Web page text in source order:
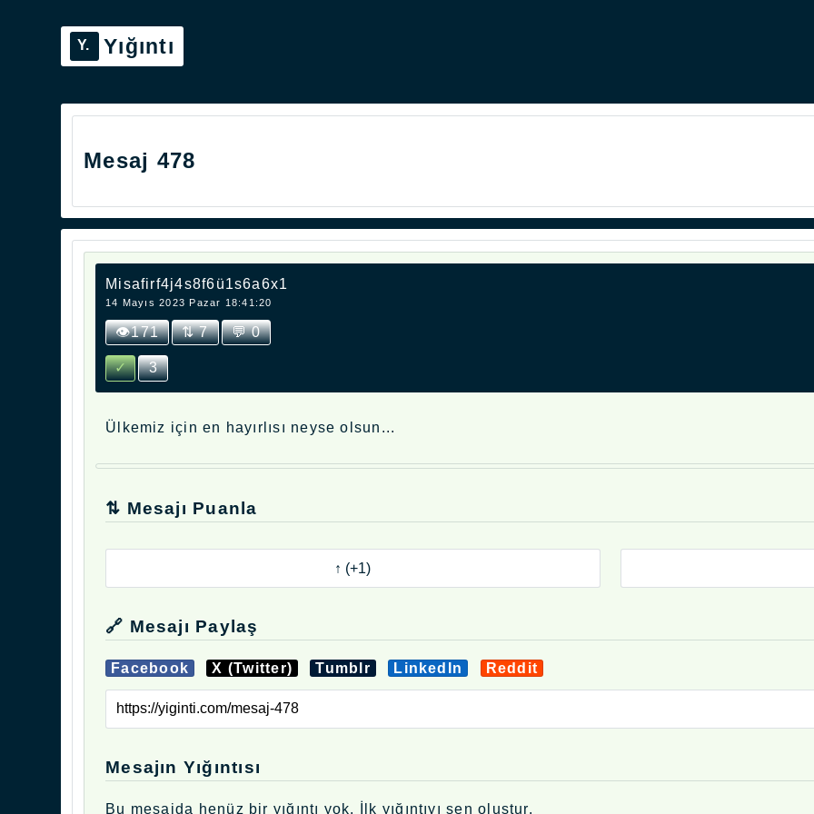
Yığıntı
Mesaj 478
Misafirf4j4s8f6ü1s6a6x1
14 Mayıs 2023 Pazar 18:41:20
👁171 ⇅ 7 💬 0
✓ 3
Ülkemiz için en hayırlısı neyse olsun...
⇅ Mesajı Puanla
🔗 Mesajı Paylaş
Facebook X (Twitter) Tumblr LinkedIn Reddit
Mesajın Yığıntısı
Bu mesajda henüz bir yığıntı yok. İlk yığıntıyı sen oluştur.